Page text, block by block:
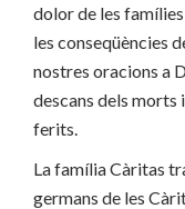
dolor de les
les conseqüències
nostres oracions a
descans dels
ferits.
La família Càritas
germans de les